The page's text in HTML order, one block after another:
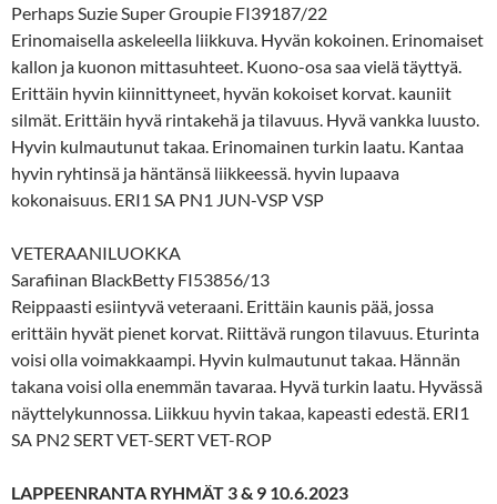
Perhaps Suzie Super Groupie FI39187/22
Erinomaisella askeleella liikkuva. Hyvän kokoinen. Erinomaiset
kallon ja kuonon mittasuhteet. Kuono-osa saa vielä täyttyä.
Erittäin hyvin kiinnittyneet, hyvän kokoiset korvat. kauniit
silmät. Erittäin hyvä rintakehä ja tilavuus. Hyvä vankka luusto.
Hyvin kulmautunut takaa. Erinomainen turkin laatu. Kantaa
hyvin ryhtinsä ja häntänsä liikkeessä. hyvin lupaava
kokonaisuus. ERI1 SA PN1 JUN-VSP VSP
VETERAANILUOKKA
Sarafiinan BlackBetty FI53856/13
Reippaasti esiintyvä veteraani. Erittäin kaunis pää, jossa
erittäin hyvät pienet korvat. Riittävä rungon tilavuus. Eturinta
voisi olla voimakkaampi. Hyvin kulmautunut takaa. Hännän
takana voisi olla enemmän tavaraa. Hyvä turkin laatu. Hyvässä
näyttelykunnossa. Liikkuu hyvin takaa, kapeasti edestä. ERI1
SA PN2 SERT VET-SERT VET-ROP
LAPPEENRANTA RYHMÄT 3 & 9 10.6.2023